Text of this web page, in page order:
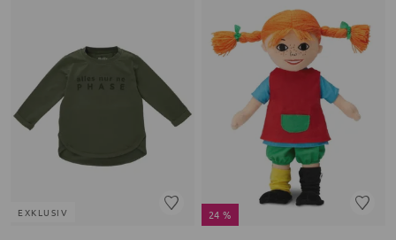
EXKLUSIV 24 %